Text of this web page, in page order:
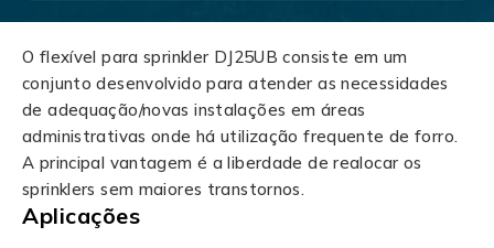
O flexível para sprinkler DJ25UB consiste em um
conjunto desenvolvido para atender as necessidades
de adequação/novas instalações em áreas
administrativas onde há utilização frequente de forro.
A principal vantagem é a liberdade de realocar os
sprinklers sem maiores transtornos.
Aplicações